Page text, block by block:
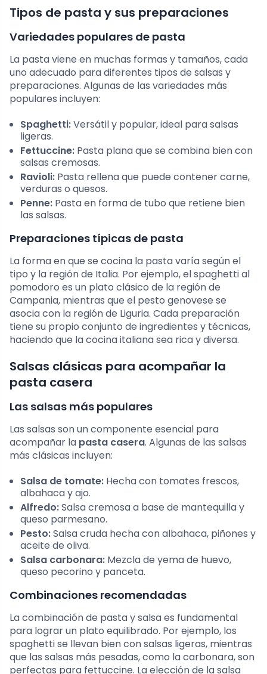
Tipos de pasta y sus preparaciones
Variedades populares de pasta
La pasta viene en muchas formas y tamaños, cada
uno adecuado para diferentes tipos de salsas y
preparaciones. Algunas de las variedades más
populares incluyen:
Spaghetti:Versátil y popular, ideal para salsas
ligeras.
Fettuccine: Pasta plana que se combina bien con
salsas cremosas.
Ravioli: Pasta rellena que puede contener carne,
verduras o quesos.
Penne: Pasta en forma de tubo que retiene bien
las salsas.
Preparaciones típicas de pasta
La forma en que se cocina la pasta varía según el
tipo y la región de Italia. Por ejemplo, el spaghetti al
pomodoro es un plato clásico de la región de
Campania, mientras que el pesto genovese se
asocia con la región de Liguria. Cada preparación
tiene su propio conjunto de ingredientes y técnicas,
haciendo que la cocina italiana sea rica y diversa.
Salsas clásicas para acompañar la
pasta casera
Las salsas más populares
Las salsas son un componente esencial para
acompañar la pasta casera. Algunas de las salsas
más clásicas incluyen:
Salsa de tomate: Hecha con tomates frescos,
albahaca y ajo.
Alfredo:Salsa cremosa a base de mantequilla y
queso parmesano.
Pesto:Salsa cruda hecha con albahaca, piñones y
aceite de oliva.
Salsa carbonara: Mezcla de yema de huevo,
queso pecorino y panceta.
Combinaciones recomendadas
La combinación de pasta y salsa es fundamental
para lograr un plato equilibrado. Por ejemplo, los
spaghetti se llevan bien con salsas ligeras, mientras
que las salsas más pesadas, como la carbonara, son
perfectas para fettuccine. La elección de la salsa